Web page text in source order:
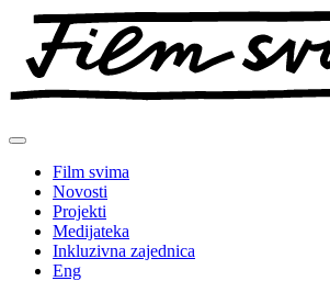
Preskoči
sadržaj
Film svima
Novosti
Projekti
Medijateka
Inkluzivna zajednica
Eng